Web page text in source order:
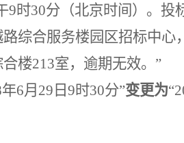
9时30分（北京时间）。投
综合服务楼园区招标中
楼213室，逾期无效。”
年6月 29 日 9时30分”变更为“